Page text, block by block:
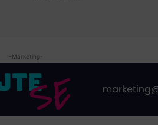
-Marketing-